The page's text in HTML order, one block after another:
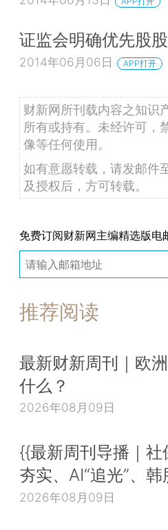
证监会明确优先股
2014年06月06日 APP打开
财新网所刊载内容之知识
所有或持有。未经许可，
像等任何使用。
如有意愿转载，请发邮件
及授权后，方可转载。
免费订阅财新网主编精选版电
推荐阅读
最新财新周刊｜欧
什么？
2026年08月09日
{{最新周刊导播｜社
夯实、AI“追光”、
2026年08月09日